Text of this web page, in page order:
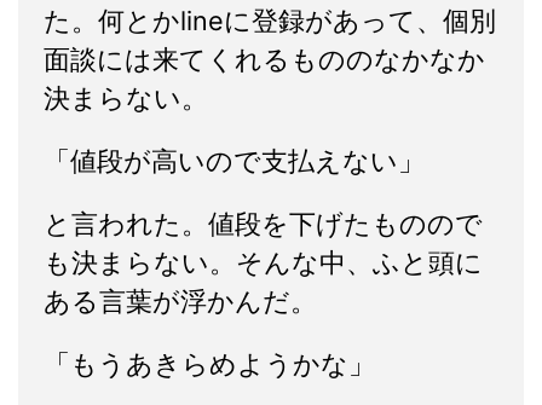
た。何とかlineに登録があって、個別
面談には来てくれるもののなかなか
決まらない。
「値段が高いので支払えない」
と言われた。値段を下げたものので
も決まらない。そんな中、ふと頭に
ある言葉が浮かんだ。
「もうあきらめようかな」